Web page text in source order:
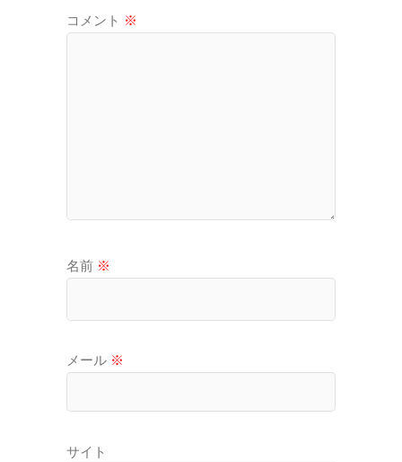
コメント ※
名前 ※
メール ※
サイト